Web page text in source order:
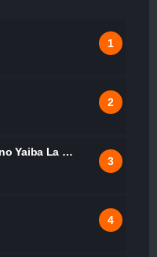
Demon Slayer: Kimetsu no Yaiba La Forteresse Infinie Film 1